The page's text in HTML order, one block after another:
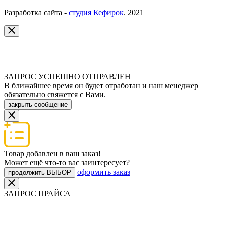
Разработка сайта - студия Кефирок. 2021
ЗАПРОС УСПЕШНО ОТПРАВЛЕН
В ближайшее время он будет отработан и наш менеджер
обязательно свяжется с Вами.
закрыть сообщение
Товар добавлен в ваш заказ!
Может ещё что-то вас заинтересует?
продолжить ВЫБОР оформить заказ
ЗАПРОС ПРАЙСА